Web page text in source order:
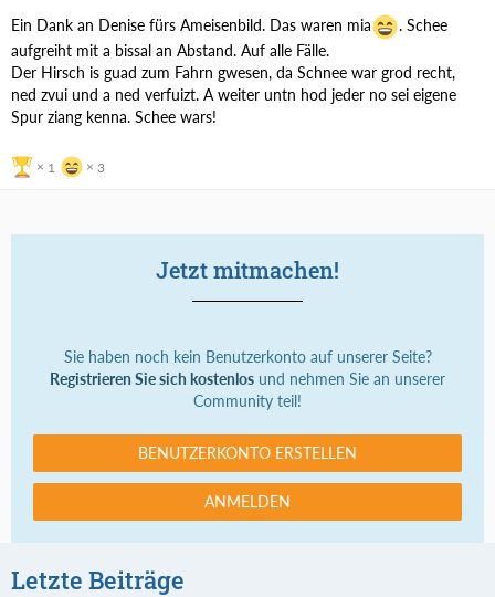
Ein Dank an Denise fürs Ameisenbild. Das waren mia
. Schee
aufgreiht mit a bissal an Abstand. Auf alle Fälle.
Der Hirsch is guad zum Fahrn gwesen, da Schnee war grod recht,
ned zvui und a ned verfuizt. A weiter untn hod jeder no sei eigene
Spur ziang kenna. Schee wars!
1 3
Jetzt mitmachen!
Sie haben noch kein Benutzerkonto auf unserer Seite?
Registrieren Sie sich kostenlos und nehmen Sie an unserer
Community teil!
BENUTZERKONTO ERSTELLEN
ANMELDEN
Letzte Beiträge